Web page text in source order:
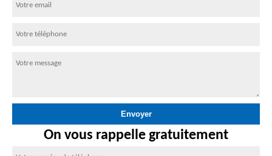
On vous rappelle gratuitement